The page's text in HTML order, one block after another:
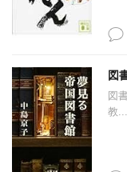
図
図
教...